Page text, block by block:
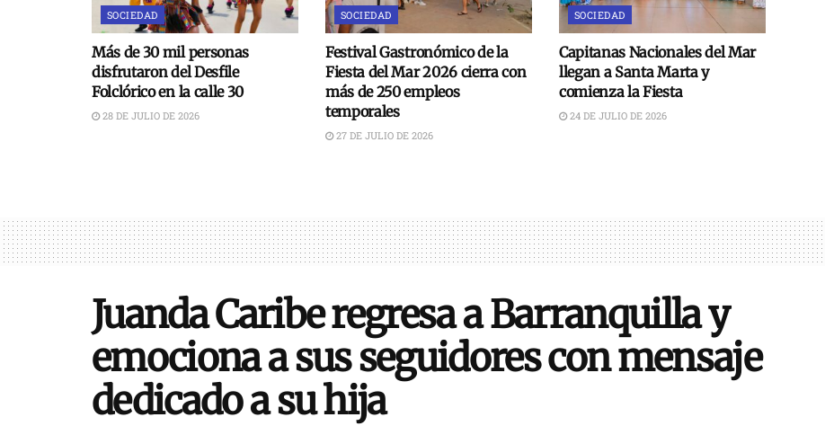
SOCIEDAD
Más de 30 mil personas
disfrutaron del Desfile
Folclórico en la calle 30
28 DE JULIO DE 2026
SOCIEDAD
Festival Gastronómico de la
Fiesta del Mar 2026 cierra con
más de 250 empleos
temporales
27 DE JULIO DE 2026
SOCIEDAD
Capitanas Nacionales del Mar
llegan a Santa Marta y
comienza la Fiesta
24 DE JULIO DE 2026
Juanda Caribe regresa a Barranquilla y
emociona a sus seguidores con mensaje
dedicado a su hija